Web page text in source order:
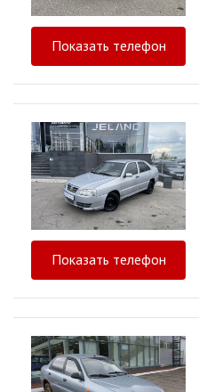
Показать телефон
Показать телефон